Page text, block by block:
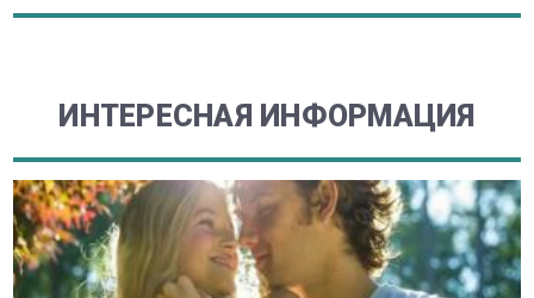
ИНТЕРЕСНАЯ ИНФОРМАЦИЯ